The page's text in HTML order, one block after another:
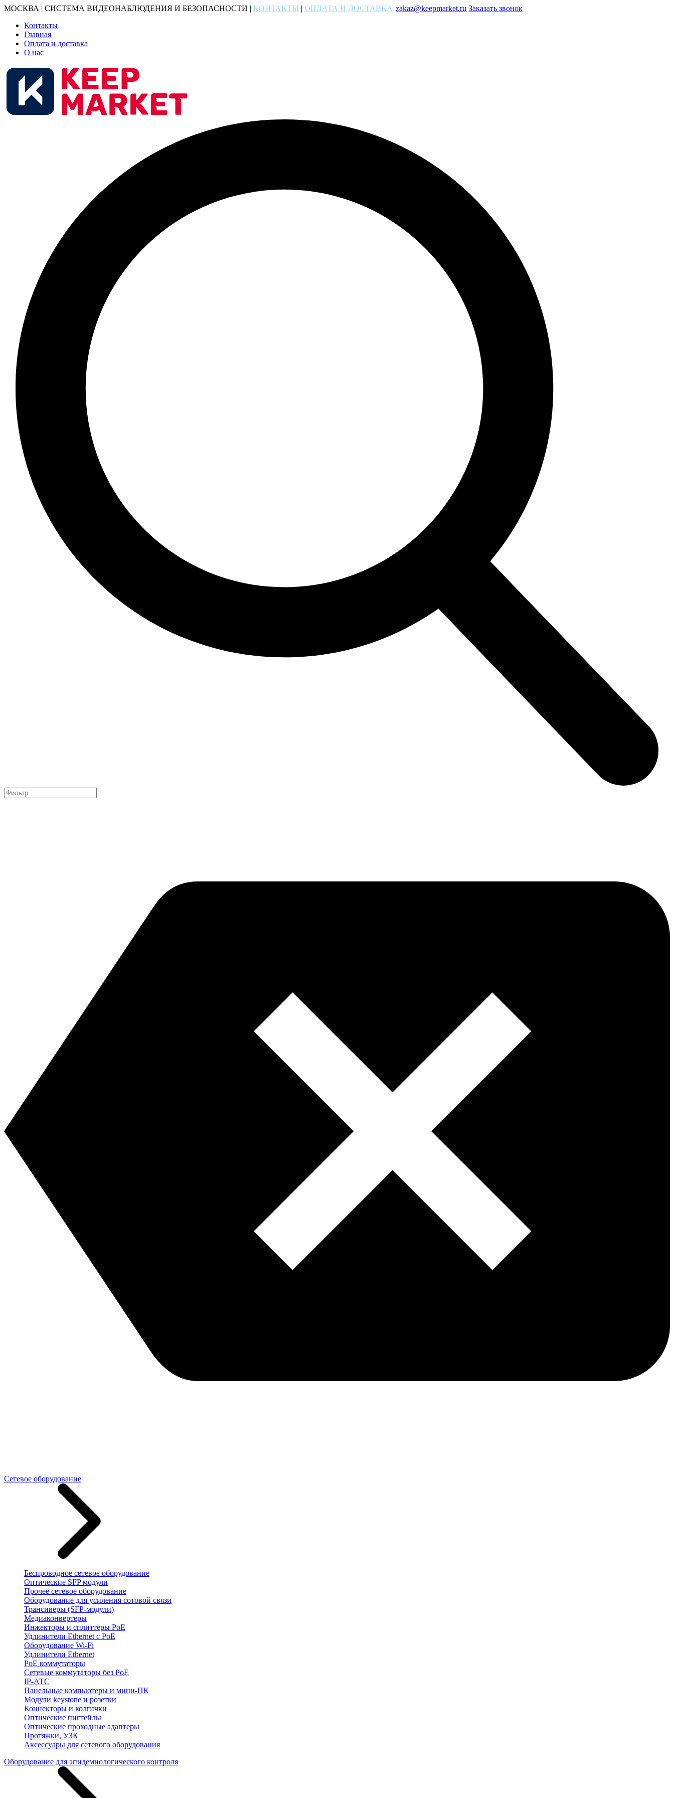
МОСКВА | СИСТЕМА ВИДЕОНАБЛЮДЕНИЯ И БЕЗОПАСНОСТИ | КОНТАКТЫ | ОПЛАТА И ДОСТАВКА zakaz@keepmarket.ru Заказать звонок
Контакты
Главная
Оплата и доставка
О нас
Сетевое оборудование
Беспроводное сетевое оборудование
Оптические SFP модули
Прочее сетевое оборудование
Оборудование для усиления сотовой связи
Трансиверы (SFP-модули)
Медиаконвертеры
Инжекторы и сплиттеры PoE
Удлинители Ethernet с PoE
Оборудование Wi-Fi
Удлинители Ethernet
PoE коммутаторы
Сетевые коммутаторы без PoE
IP-АТС
Панельные компьютеры и мини-ПК
Модули keystone и розетки
Коннекторы и колпачки
Оптические пигтейлы
Оптические проходные адаптеры
Протяжки, УЗК
Аксессуары для сетевого оборудования
Оборудование для эпидемиологического контроля